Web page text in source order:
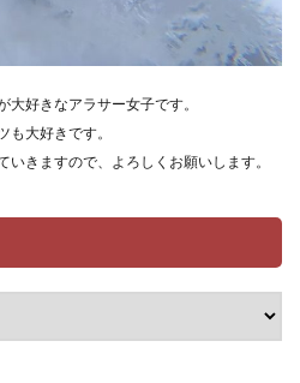
大好きなアラサー女子です。
も大好きです。
きますので、よろしくお願いします。